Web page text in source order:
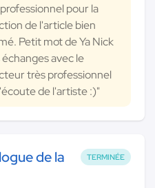
pour la
de l'article bien
Petit mot de Ya Nick
échanges avec le
très professionnel
de l'artiste :)"
TERMINÉE
de la